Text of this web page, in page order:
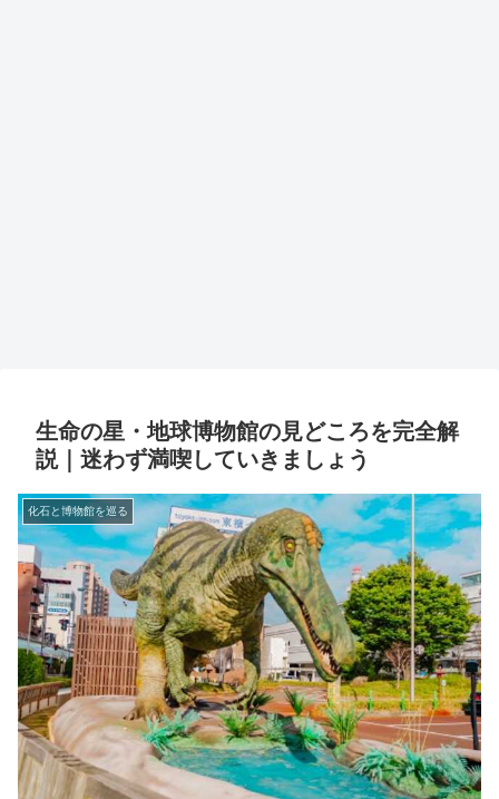
生命の星・地球博物館の見どころを完全解
説｜迷わず満喫していきましょう
化石と博物館を巡る